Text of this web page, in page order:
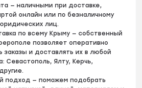
— наличными при доставке,
онлайн или по безналичному
лиц.
по всему Крыму — собственный
позволяет оперативно
заказы и доставлять их в любой
Севастополь, Ялту, Керчь,
подход — поможем подобрать